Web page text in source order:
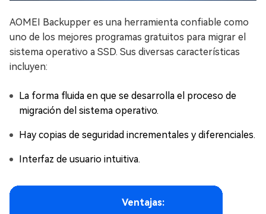
AOMEI Backupper es una herramienta confiable como
uno de los mejores programas gratuitos para migrar el
sistema operativo a SSD. Sus diversas características
incluyen:
La forma fluida en que se desarrolla el proceso de
migración del sistema operativo.
Hay copias de seguridad incrementales y diferenciales.
Interfaz de usuario intuitiva.
Ventajas: